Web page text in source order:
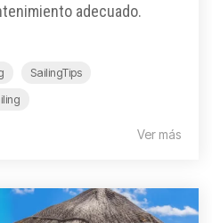
adecuado.
SailingTips
Ver más